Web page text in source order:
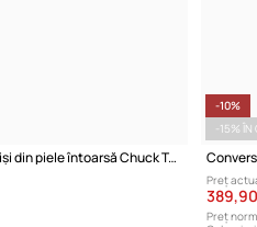
Converse teniși din piele întoarsă Chuck Taylor Lo
-10%
-15% ÎN
Preț
Preț